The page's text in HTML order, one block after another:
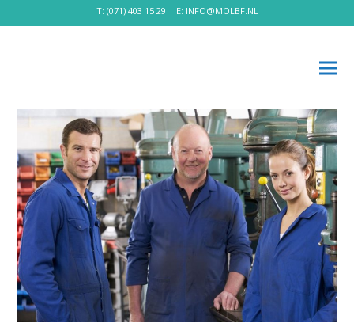
T: (071) 403 15 29 | E: INFO@MOLBF.NL